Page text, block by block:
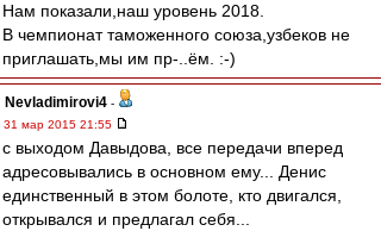
Нам показали,наш уровень 2018.
В чемпионат таможенного союза,узбеков не
приглашать,мы им пр-..ём. :-)
Nevladimirovi4 -
31 мар 2015 21:55
с выходом Давыдова, все передачи вперед
адресовывались в основном ему... Денис
единственный в этом болоте, кто двигался,
открывался и предлагал себя...